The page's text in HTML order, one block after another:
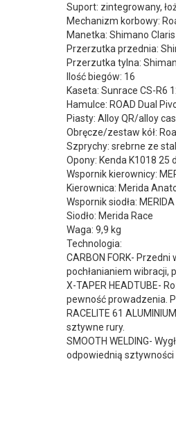
Suport: zintegrowany,
Mechanizm korbowy:
Manetka: Shimano Claris
Przerzutka przednia:
Przerzutka tylna:
Ilość biegów: 16
Kaseta: Sunrace CS-R6
Hamulce: ROAD Dual
Piasty: Alloy QR/alloy
Obręcze/zestaw kół:
Szprychy: srebrne ze
Opony: Kenda K1018 25
Wspornik kierownicy:
Kierownica: Merida
Wspornik siodła:
Siodło: Merida Race
Waga: 9,9 kg
Technologia:
CARBON FORK-
pochłanianiem wibracji,
X-TAPER HEADTUBE-
pewność prowadzenia.
RACELITE 61
sztywne rury.
SMOOTH WELDING-
odpowiednią sztywności